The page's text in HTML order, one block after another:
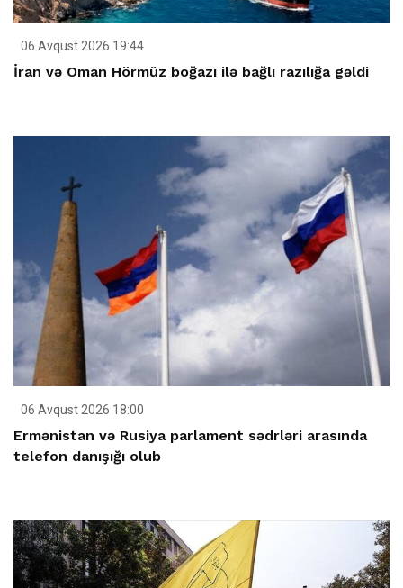
06 Avqust 2026 19:44
İran və Oman Hörmüz boğazı ilə bağlı razılığa gəldi
06 Avqust 2026 18:00
Ermənistan və Rusiya parlament sədrləri arasında
telefon danışığı olub